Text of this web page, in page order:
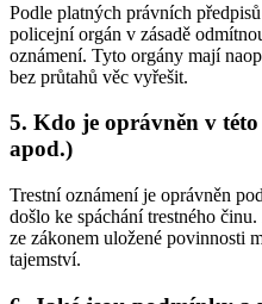
Podle platných právních
policejní orgán v zásadě
oznámení. Tyto orgány mají
bez průtahů věc vyřešit.
5. Kdo je oprávněn v
apod.)
Trestní oznámení je oprávněn
došlo ke spáchání trestného
ze zákonem uložené povinnosti
tajemství.